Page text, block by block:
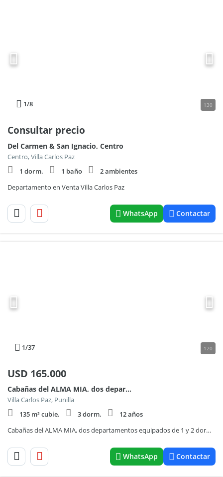
1/8 130
Consultar precio
Del Carmen & San Ignacio, Centro
Centro, Villa Carlos Paz
1 dorm.
1 baño
2 ambientes
Departamento en Venta Villa Carlos Paz
WhatsApp Contactar
1/37 120
USD 165.000
Cabañas del ALMA MIA, dos departamentos equipados de 1 y 2 dorm. con amplio parque
Villa Carlos Paz, Punilla
135 m² cubie.
3 dorm.
12 años
Cabañas del ALMA MIA, dos departamentos equipados de 1 y 2 dorm. con amplio parque
WhatsApp Contactar